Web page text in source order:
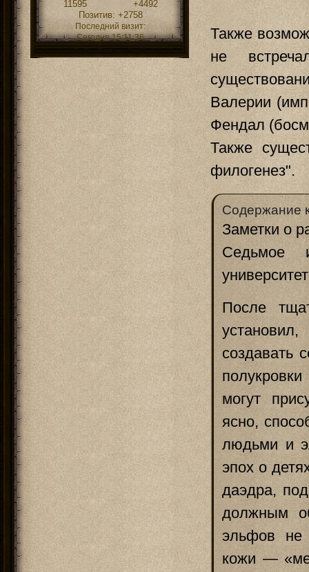
11595
+4492
Позитив: +2758
Последний визит:
Сегодня 15:11:36
Также
не
Валерии
Фендал
Также
филогенез".
Содержание
Заметки о
Седьмое
университет
После
создавать
могут
ясно,
людьми и
эпох о
даэдра,
должным
эльфов не
кожи —